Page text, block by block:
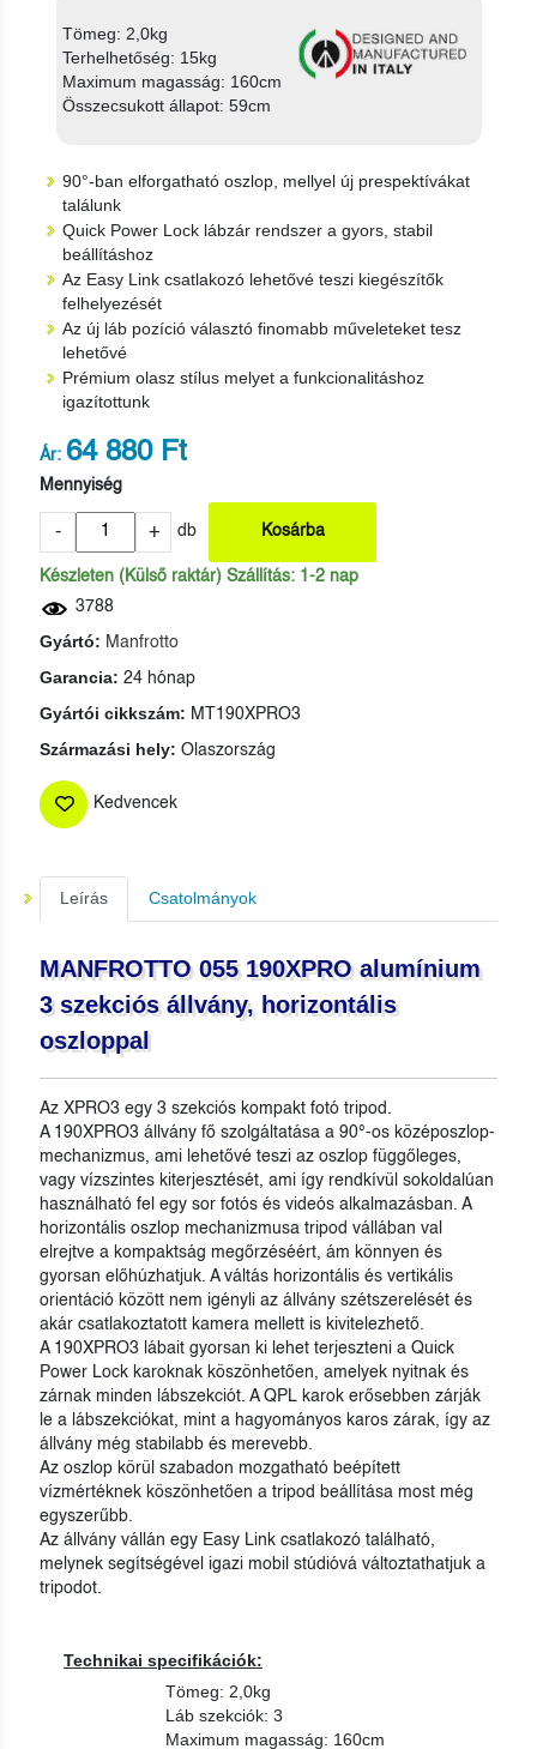
Tömeg: 2,0kg
Terhelhetőség: 15kg
Maximum magasság: 160cm
Összecsukott állapot: 59cm
90°-ban elforgatható oszlop, mellyel új prespektívákat
találunk
Quick Power Lock lábzár rendszer a gyors, stabil
beállításhoz
Az Easy Link csatlakozó lehetővé teszi kiegészítők
felhelyezését
Az új láb pozíció választó finomabb műveleteket tesz
lehetővé
Prémium olasz stílus melyet a funkcionalitáshoz
igazítottunk
Ár: 64 880 Ft
Mennyiség
- + db Kosárba
Készleten (Külső raktár) Szállítás: 1-2 nap
3788
Gyártó: Manfrotto
Garancia: 24 hónap
Gyártói cikkszám: MT190XPRO3
Származási hely: Olaszország
Kedvencek
Leírás Csatolmányok
MANFROTTO 055 190XPRO alumínium
3 szekciós állvány, horizontális
oszloppal
Az XPRO3 egy 3 szekciós kompakt fotó tripod.
A 190XPRO3 állvány fő szolgáltatása a 90°-os középoszlop-
mechanizmus, ami lehetővé teszi az oszlop függőleges,
vagy vízszintes kiterjesztését, ami így rendkívül sokoldalúan
használható fel egy sor fotós és videós alkalmazásban. A
horizontális oszlop mechanizmusa tripod vállában val
elrejtve a kompaktság megőrzéséért, ám könnyen és
gyorsan előhúzhatjuk. A váltás horizontális és vertikális
orientáció között nem igényli az állvány szétszerelését és
akár csatlakoztatott kamera mellett is kivitelezhető.
A 190XPRO3 lábait gyorsan ki lehet terjeszteni a Quick
Power Lock karoknak köszönhetően, amelyek nyitnak és
zárnak minden lábszekciót. A QPL karok erősebben zárják
le a lábszekciókat, mint a hagyományos karos zárak, így az
állvány még stabilabb és merevebb.
Az oszlop körül szabadon mozgatható beépített
vízmértéknek köszönhetően a tripod beállítása most még
egyszerűbb.
Az állvány vállán egy Easy Link csatlakozó található,
melynek segítségével igazi mobil stúdióvá változtathatjuk a
tripodot.
Technikai specifikációk:
Tömeg: 2,0kg
Láb szekciók: 3
Maximum magasság: 160cm